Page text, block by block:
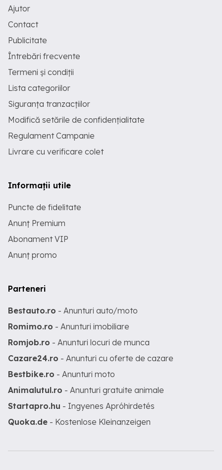
Ajutor
Contact
Publicitate
Întrebări frecvente
Termeni și condiții
Lista categoriilor
Siguranța tranzacțiilor
Modifică setările de confidențialitate
Regulament Campanie
Livrare cu verificare colet
Informații utile
Puncte de fidelitate
Anunț Premium
Abonament VIP
Anunț promo
Parteneri
Bestauto.ro - Anunturi auto/moto
Romimo.ro - Anunturi imobiliare
Romjob.ro - Anunturi locuri de munca
Cazare24.ro - Anunturi cu oferte de cazare
Bestbike.ro - Anunturi moto
Animalutul.ro - Anunturi gratuite animale
Startapro.hu - Ingyenes Apróhirdetés
Quoka.de - Kostenlose Kleinanzeigen